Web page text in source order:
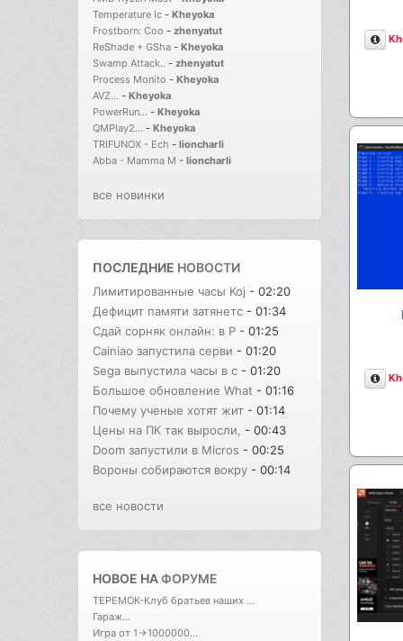
Temperature Ic - Kheyoka
Frostborn: Coo - zhenyatut
ReShade + GSha - Kheyoka
Swamp Attack.. - zhenyatut
Process Monito - Kheyoka
AVZ... - Kheyoka
PowerRun... - Kheyoka
QMPlay2... - Kheyoka
TRIFUNOX - Ech - lioncharli
Abba - Mamma M - lioncharli
все новинки
ПОСЛЕДНИЕ НОВОСТИ
Лимитированные часы Koj - 02:20
Дефицит памяти затянетс - 01:34
Сдай сорняк онлайн: в Р - 01:25
Cainiao запустила серви - 01:20
Sega выпустила часы в с - 01:20
Большое обновление What - 01:16
Почему ученые хотят жит - 01:14
Цены на ПК так выросли, - 00:43
Doom запустили в Micros - 00:25
Вороны собираются вокру - 00:14
все новости
НОВОЕ НАФОРУМЕ
ТЕРЕМОК-Клуб братьев наших ...
Гараж...
Игра от 1->1000000...